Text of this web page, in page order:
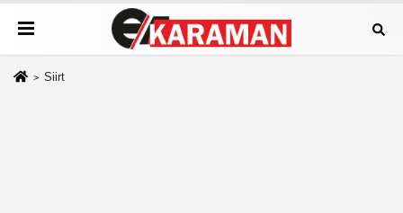
Siirt